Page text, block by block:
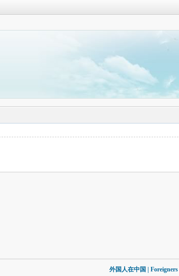
外国人在中国 |